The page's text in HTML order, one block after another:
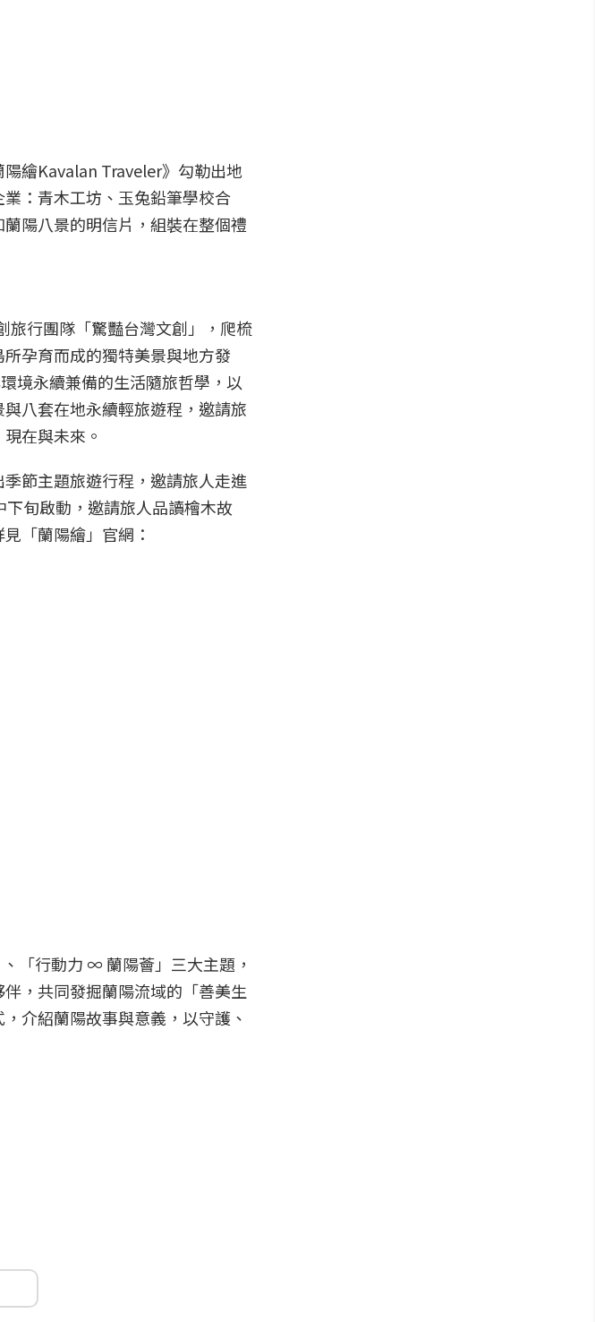
繪Kavalan Traveler》勾勒出地
：青木工坊、玉兔鉛筆學校合
陽八景的明信片，組裝在整個禮
旅行團隊「驚豔台灣文創」，爬梳
孕育而成的獨特美景與地方發
境永續兼備的生活隨旅哲學，以
八套在地永續輕旅遊程，邀請旅
在與未來。
節主題旅遊行程，邀請旅人走進
旬啟動，邀請旅人品讀檜木故
「蘭陽繪」官網：
「行動力 ∞ 蘭陽薈」三大主題，
，共同發掘蘭陽流域的「善美生
介紹蘭陽故事與意義，以守護、